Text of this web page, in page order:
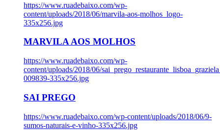
https://www.ruadebaixo.com/wp-
content/uploads/2018/06/marvila-aos-molhos_logo-
335x256.jpg
MARVILA AOS MOLHOS
https://www.ruadebaixo.com/wp-
content/uploads/2018/06/
009839-335x256.jpg
SAI PREGO
https://www.ruadebaixo.com/wp-content/uploads/2018/06/9-
sumos-naturais-e-vinho-335x256.jpg